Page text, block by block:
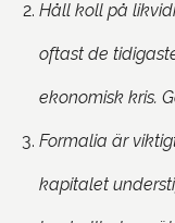
Håll koll på
oftast de
ekonomisk kris.
Formalia är
kapitalet